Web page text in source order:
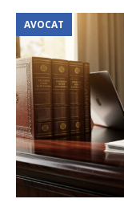
AVOCAT